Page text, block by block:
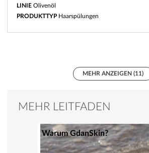
LINIE Olivenöl
PRODUKTTYP Haarspülungen
MEHR ANZEIGEN (11)
MEHR LEITFADEN
Warum GdanSkin?